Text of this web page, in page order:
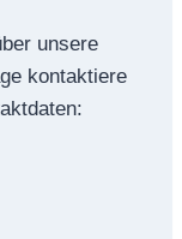
unsere
kontaktiere